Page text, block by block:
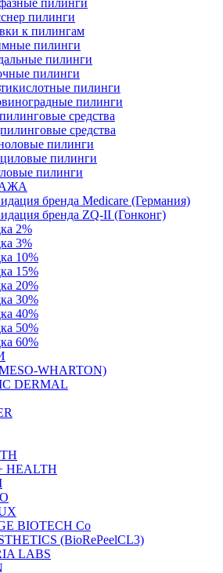
пилинги
к пилингам
пилинги
пилинги
пилинги
пилинги
пилинги
средства
средства
пилинги
пилинги
пилинги
бренда Medicare (Германия)
бренда ZQ-II (Гонконг)
2%
3%
10%
15%
20%
30%
40%
50%
60%
WHARTON)
DERMAL
HEALTH
BIOTECH Co
(BioRePeelCL3)
LABS